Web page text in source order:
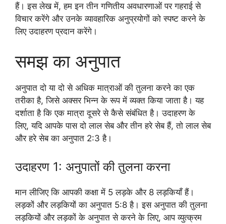
हैं। इस लेख में, हम इन तीन गणितीय अवधारणाओं पर गहराई से
विचार करेंगे और उनके व्यावहारिक अनुप्रयोगों को स्पष्ट करने के
लिए उदाहरण प्रदान करेंगे।
समझ का अनुपात
अनुपात दो या दो से अधिक मात्राओं की तुलना करने का एक
तरीका है, जिसे अक्सर भिन्न के रूप में व्यक्त किया जाता है। यह
दर्शाता है कि एक मात्रा दूसरे से कैसे संबंधित है। उदाहरण के
लिए, यदि आपके पास दो लाल सेब और तीन हरे सेब हैं, तो लाल सेब
और हरे सेब का अनुपात 2:3 है।
उदाहरण 1: अनुपातों की तुलना करना
मान लीजिए कि आपकी कक्षा में 5 लड़के और 8 लड़कियाँ हैं।
लड़कों और लड़कियों का अनुपात 5:8 है। इस अनुपात की तुलना
लड़कियों और लड़कों के अनुपात से करने के लिए, आप व्युत्क्रम